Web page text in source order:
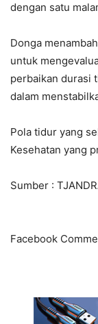
dengan satu
Donga
untuk
perbaikan durasi
dalam
Pola tidur yang
Kesehatan yang
Sumber :
Facebook